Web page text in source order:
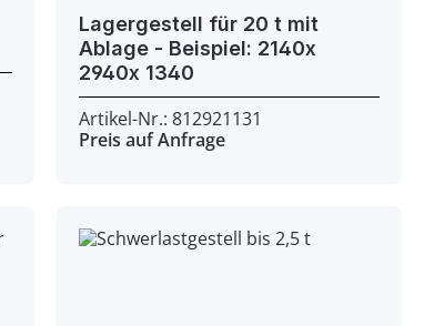
Lagergestell für 20 t mit
Ablage - Beispiel: 2140x
2940x 1340
Artikel-Nr.: 812921131
Preis auf Anfrage